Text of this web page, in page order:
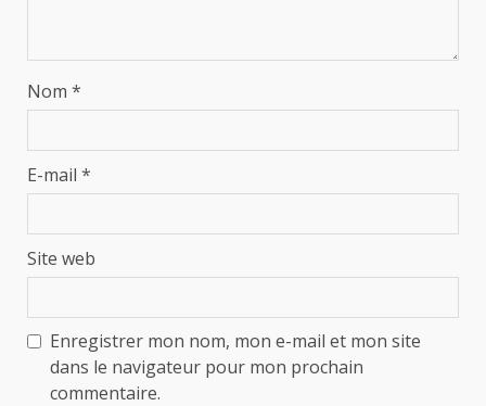
Nom *
E-mail *
Site web
Enregistrer mon nom, mon e-mail et mon site
dans le navigateur pour mon prochain
commentaire.